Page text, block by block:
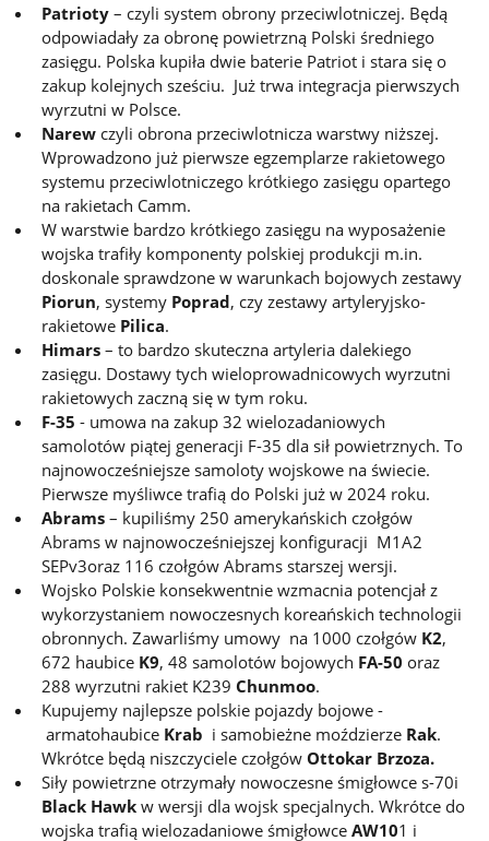
Patrioty – czyli system obrony przeciwlotniczej. Będą
odpowiadały za obronę powietrzną Polski średniego
zasięgu. Polska kupiła dwie baterie Patriot i stara się o
zakup kolejnych sześciu. Już trwa integracja pierwszych
wyrzutni w Polsce.
Narew czyli obrona przeciwlotnicza warstwy niższej.
Wprowadzono już pierwsze egzemplarze rakietowego
systemu przeciwlotniczego krótkiego zasięgu opartego
na rakietach Camm.
W warstwie bardzo krótkiego zasięgu na wyposażenie
wojska trafiły komponenty polskiej produkcji m.in.
doskonale sprawdzone w warunkach bojowych zestawy
Piorun, systemy Poprad, czy zestawy artyleryjsko-
rakietowe Pilica.
Himars – to bardzo skuteczna artyleria dalekiego
zasięgu. Dostawy tych wieloprowadnicowych wyrzutni
rakietowych zaczną się w tym roku.
F-35 - umowa na zakup 32 wielozadaniowych
samolotów piątej generacji F-35 dla sił powietrznych. To
najnowocześniejsze samoloty wojskowe na świecie.
Pierwsze myśliwce trafią do Polski już w 2024 roku.
Abrams– kupiliśmy 250 amerykańskich czołgów
Abrams w najnowocześniejszej konfiguracji M1A2
SEPv3oraz 116 czołgów Abrams starszej wersji.
Wojsko Polskie konsekwentnie wzmacnia potencjał z
wykorzystaniem nowoczesnych koreańskich technologii
obronnych. Zawarliśmy umowy na 1000 czołgów K2,
672 haubice K9, 48 samolotów bojowych FA-50 oraz
288 wyrzutni rakiet K239Chunmoo.
Kupujemy najlepsze polskie pojazdy bojowe -
armatohaubice Krab i samobieżne moździerze Rak.
Wkrótce będą niszczyciele czołgówOttokar Brzoza.
Siły powietrzne otrzymały nowoczesne śmigłowce s-70i
Black Hawk w wersji dla wojsk specjalnych. Wkrótce do
wojska trafią wielozadaniowe śmigłowceAW101 i